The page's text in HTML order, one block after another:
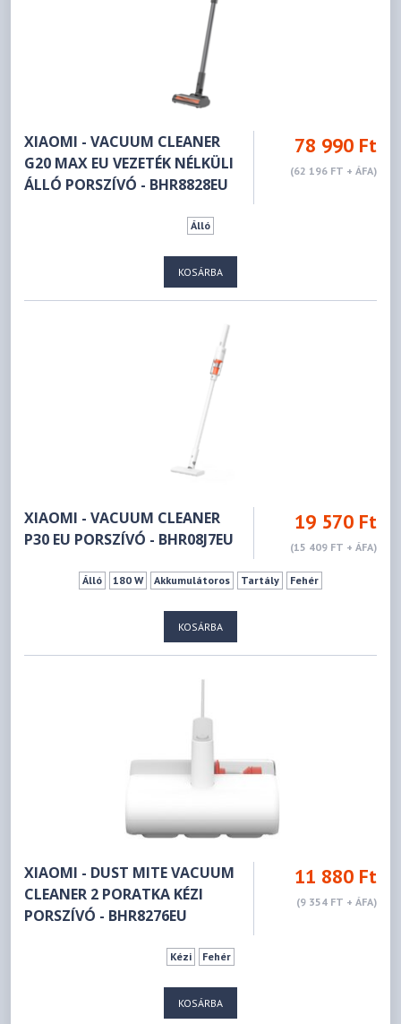
XIAOMI - VACUUM CLEANER
G20 MAX EU VEZETÉK NÉLKÜLI
ÁLLÓ PORSZÍVÓ - BHR8828EU
78 990 Ft
(62 196 FT + ÁFA)
Álló
KOSÁRBA
XIAOMI - VACUUM CLEANER
P30 EU PORSZÍVÓ - BHR08J7EU
19 570 Ft
(15 409 FT + ÁFA)
Álló 180 W Akkumulátoros Tartály Fehér
KOSÁRBA
XIAOMI - DUST MITE VACUUM
CLEANER 2 PORATKA KÉZI
PORSZÍVÓ - BHR8276EU
11 880 Ft
(9 354 FT + ÁFA)
Kézi Fehér
KOSÁRBA